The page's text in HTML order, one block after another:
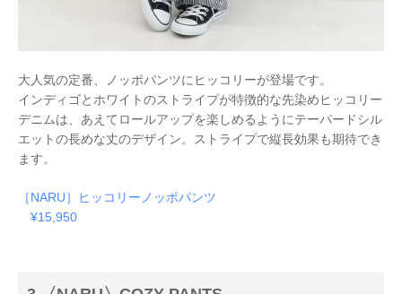
大人気の定番、ノッポパンツにヒッコリーが登場です。
インディゴとホワイトのストライプが特徴的な先染めヒッコリー
デニムは、あえてロールアップを楽しめるようにテーパードシル
エットの長めな丈のデザイン。ストライプで縦長効果も期待でき
ます。
［NARU］ヒッコリーノッポパンツ
¥15,950